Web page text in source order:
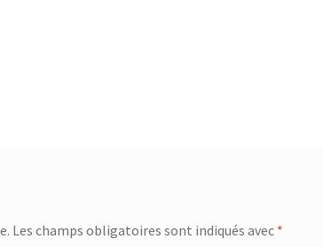
Les champs obligatoires sont indiqués avec *